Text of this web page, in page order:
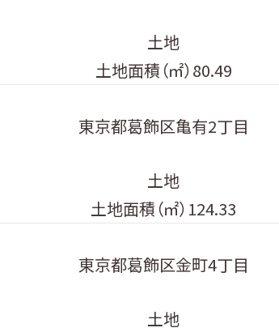
土地
土地面積（㎡）80.49
東京都葛飾区亀有2丁目
土地
土地面積（㎡）124.33
東京都葛飾区金町4丁目
土地